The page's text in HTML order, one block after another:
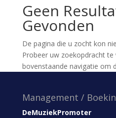
Geen
Gevonden
De pagina die u zocht kon
Probeer uw zoekopdracht
bovenstaande navigatie om
Management /
DeMuziekPromoter